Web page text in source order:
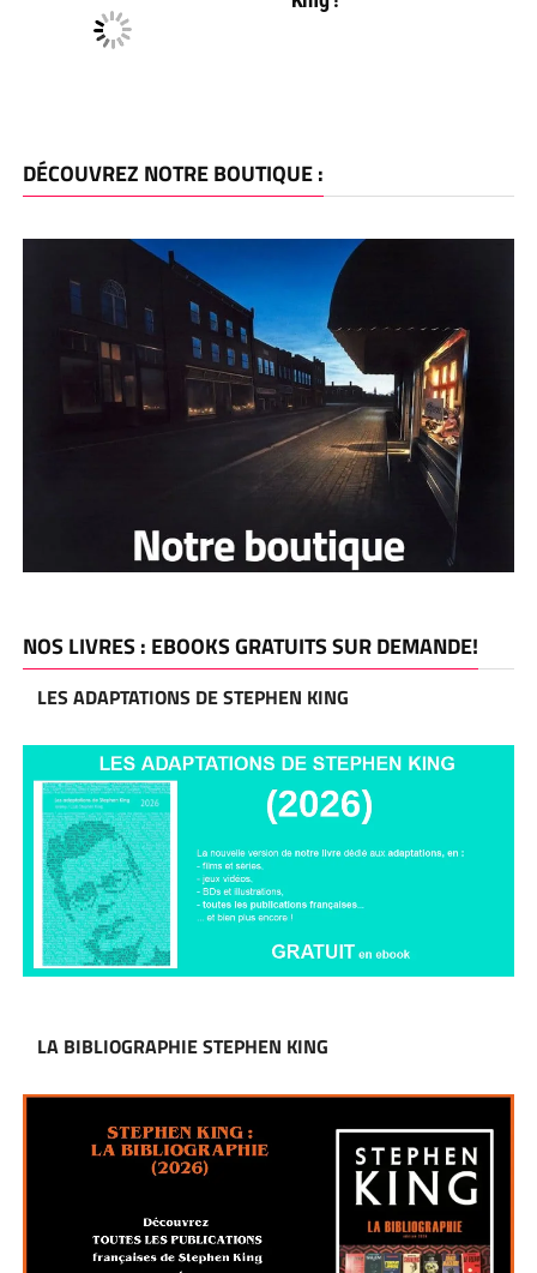
DÉCOUVREZ NOTRE BOUTIQUE :
NOS LIVRES : EBOOKS GRATUITS SUR DEMANDE!
LES ADAPTATIONS DE STEPHEN KING
LA BIBLIOGRAPHIE STEPHEN KING